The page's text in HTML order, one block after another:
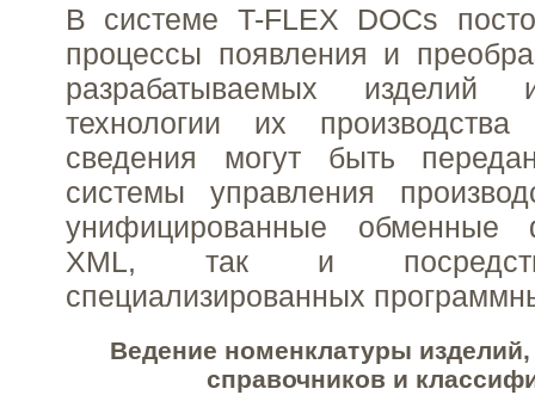
В системе T-FLEX DOCs
процессы появления и
разрабатываемых
технологии их
сведения могут быть
системы управления
унифицированные
XML, так и
специализированных
Ведение номенклатуры
справочников и